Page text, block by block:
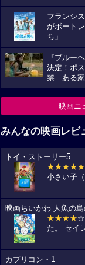
フランシ
がボート
ち」
『ブルー
決定！ポ
禁―ある
映画ニ
みんなの映画レビ
トイ・ストーリー5
★★★★★
小さい子
映画ちいかわ 人魚の
★★★★☆
た。 セイ
カプリコン・1